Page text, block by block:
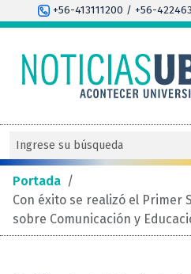
+56-413111200 / +56-
Portada /
Con éxito se realizó el Primer
sobre Comunicación y